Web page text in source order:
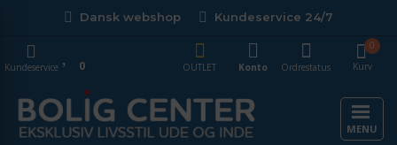
Dansk webshop Kundeservice 24/7
Kurv
0
OUTLET
Konto Ordrestatus
Kundeservice 0
MENU